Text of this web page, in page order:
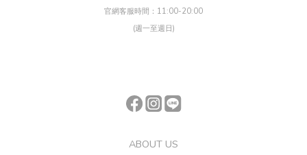
官網客服時間：11:00-20:00
(週一至週日)
ABOUT US